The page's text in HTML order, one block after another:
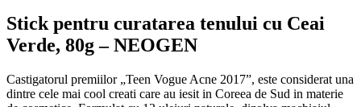
Stick pentru curatarea tenului cu Ceai
Verde, 80g – NEOGEN
Castigatorul premiilor „Teen Vogue Acne 2017”, este considerat una
dintre cele mai cool creati care au iesit in Coreea de Sud in materie